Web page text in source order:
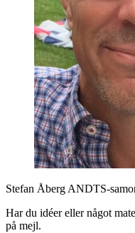
Stefan Åberg ANDTS-
Har du idéer eller något
på mejl.